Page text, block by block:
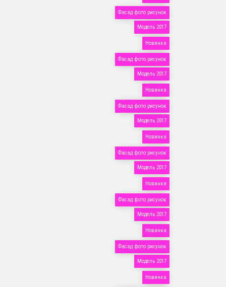
Фасад фото рисунок
Модель 2017
Новинка
Фасад фото рисунок
Модель 2017
Новинка
Фасад фото рисунок
Модель 2017
Новинка
Фасад фото рисунок
Модель 2017
Новинка
Фасад фото рисунок
Модель 2017
Новинка
Фасад фото рисунок
Модель 2017
Новинка